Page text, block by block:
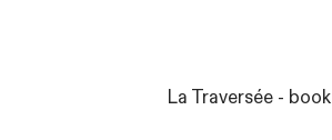
La Traversée - book